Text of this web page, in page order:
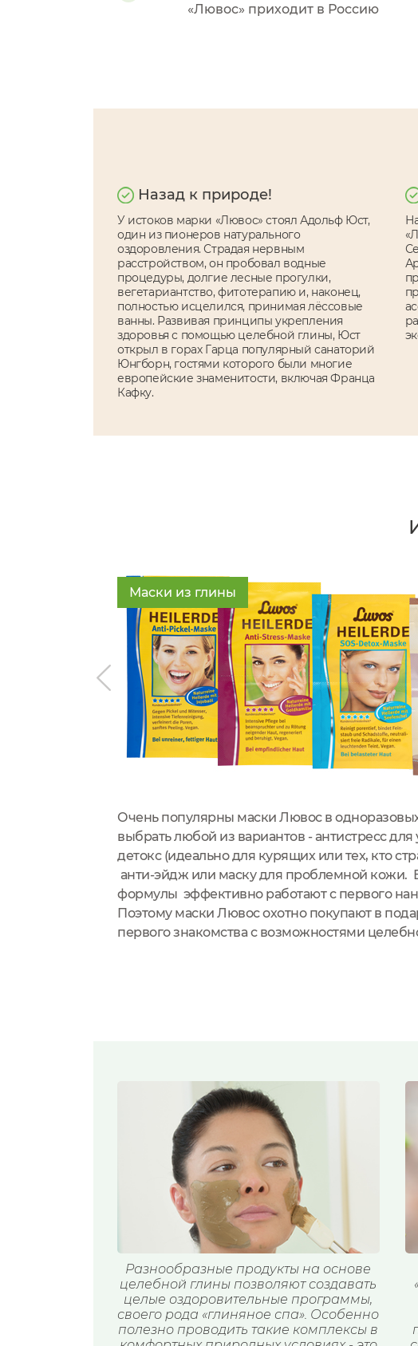
«Лювос» приходит в Россию
Назад к природе!
У истоков марки «Лювос» стоял Адольф Юст,
один из пионеров натурального
оздоровления. Страдая нервным
расстройством, он пробовал водные
процедуры, долгие лесные прогулки,
вегетариантство, фитотерапию и, наконец,
полностью исцелился, принимая лёссовые
ванны. Развивая принципы укрепления
здоровья с помощью целебной глины, Юст
открыл в горах Гарца популярный санаторий
Юнгборн, гостями которого были многие
европейские знаменитости, включая Франца
Кафку.
Маски из глины
Очень популярны маски Лювос в
выбрать любой из вариантов - антистресс для
детокс (идеально для курящих или тех, кто
анти-эйдж или маску для проблемной кожи.
формулы эффективно работают с первого
Поэтому маски Лювос охотно покупают в
первого знакомства с возможностями
Разнообразные продукты на основе
целебной глины позволяют создавать
целые оздоровительные программы,
своего рода «глиняное спа». Особенно
полезно проводить такие комплексы в